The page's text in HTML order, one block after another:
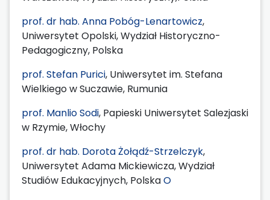
prof. dr hab. Anna Pobóg-Lenartowicz,
Uniwersytet Opolski, Wydział Historyczno-
Pedagogiczny, Polska
prof. Stefan Purici, Uniwersytet im. Stefana
Wielkiego w Suczawie, Rumunia
prof. Manlio Sodi, Papieski Uniwersytet Salezjaski
w Rzymie, Włochy
prof. dr hab. Dorota Żołądź-Strzelczyk,
Uniwersytet Adama Mickiewicza, Wydział
Studiów Edukacyjnych, PolskaO